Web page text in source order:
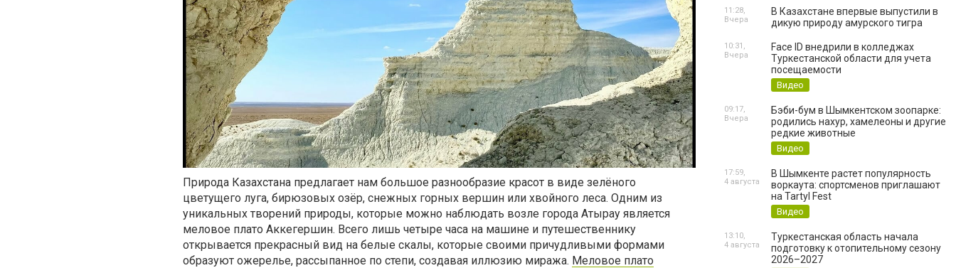
Природа Казахстана предлагает нам большое разнообразие красот в виде зелёного
цветущего луга, бирюзовых озёр, снежных горных вершин или хвойного леса. Одним из
уникальных творений природы, которые можно наблюдать возле города Атырау является
меловое плато Аккегершин. Всего лишь четыре часа на машине и путешественнику
открывается прекрасный вид на белые скалы, которые своими причудливыми формами
образуют ожерелье, рассыпанное по степи, создавая иллюзию миража. Меловое плато
В Казахстане впервые выпустили в
дикую природу амурского тигра
11:28,
Вчера
Face ID внедрили в колледжах
Туркестанской области для учета
посещаемости
Видео
10:31,
Вчера
Бэби-бум в Шымкентском зоопарке:
родились нахур, хамелеоны и другие
редкие животные
Видео
09:17,
Вчера
В Шымкенте растет популярность
воркаута: спортсменов приглашают
на Tartyl Fest
Видео
17:59,
4 августа
Туркестанская область начала
подготовку к отопительному сезону
2026–2027
13:10,
4 августа